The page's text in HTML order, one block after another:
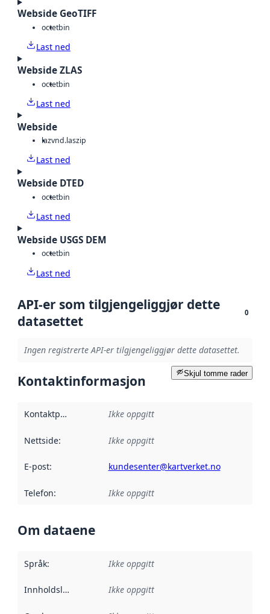
Webside GeoTIFF
octetbin
Last ned
Webside ZLAS
octetbin
Last ned
Webside
lazvnd.laszip
Last ned
Webside DTED
octetbin
Last ned
Webside USGS DEM
octetbin
Last ned
API-er som tilgjengeliggjør dette
datasettet
0
Ingen registrerte API-er tilgjengeliggjør dette datasettet.
Skjul tomme rader
Kontaktinformasjon
Kontaktpunkt Ikke oppgitt
Nettside: Ikke oppgitt
E-post: kundesenter@kartverket.no
Telefon: Ikke oppgitt
Om dataene
Språk: Ikke oppgitt
Innholdsleverandører :
Ikke oppgitt